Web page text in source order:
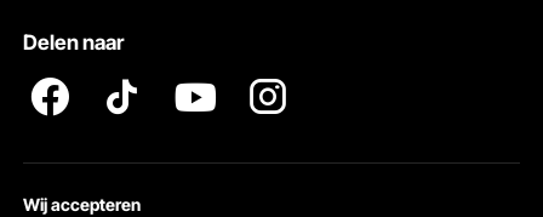
Delen naar
Wij accepteren